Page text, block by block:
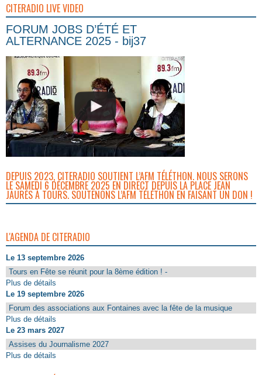
CITERADIO LIVE VIDEO
FORUM JOBS D’ÉTÉ ET
ALTERNANCE 2025 - bij37
DEPUIS 2023, CITERADIO SOUTIENT L’AFM TÉLÉTHON. NOUS SERONS
LE SAMEDI 6 DÉCEMBRE 2025 EN DIRECT DEPUIS LA PLACE JEAN
JAURÈS À TOURS. SOUTENONS L’AFM TÉLÉTHON EN FAISANT UN DON !
L'AGENDA DE CITERADIO
Le 13 septembre 2026
Tours en Fête se réunit pour la 8ème édition ! -
Plus de détails
Le 19 septembre 2026
Forum des associations aux Fontaines avec la fête de la musique
Plus de détails
Le 23 mars 2027
Assises du Journalisme 2027
Plus de détails